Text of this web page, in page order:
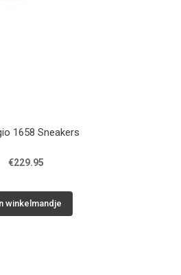
1658 Sneakers
€229.95
winkelmandje